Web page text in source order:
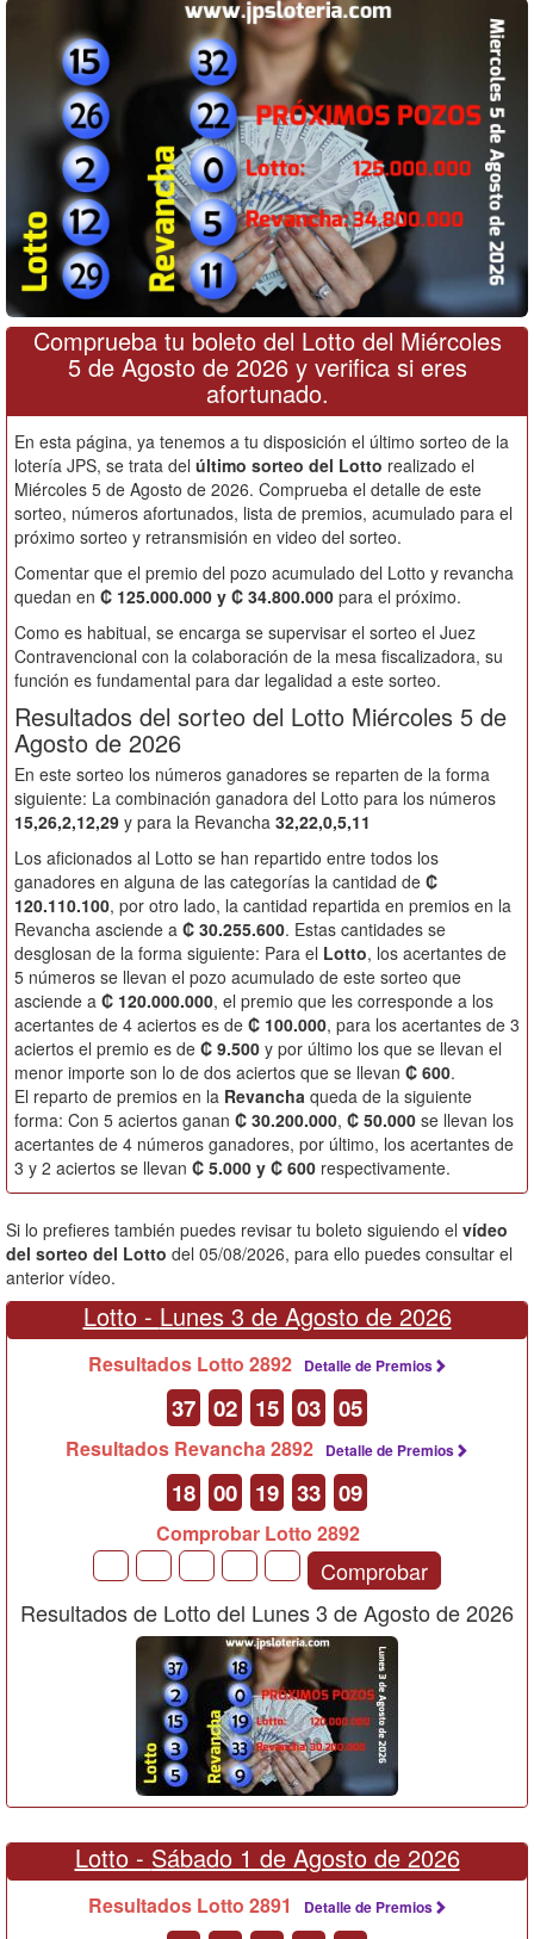
Comprueba tu boleto del Lotto del Miércoles
5 de Agosto de 2026 y verifica si eres
afortunado.
En esta página, ya tenemos a tu disposición el último sorteo de la
lotería JPS, se trata del último sorteo del Lotto realizado el
Miércoles 5 de Agosto de 2026. Comprueba el detalle de este
sorteo, números afortunados, lista de premios, acumulado para el
próximo sorteo y retransmisión en video del sorteo.
Comentar que el premio del pozo acumulado del Lotto y revancha
quedan en ₡ 125.000.000 y ₡ 34.800.000 para el próximo.
Como es habitual, se encarga se supervisar el sorteo el Juez
Contravencional con la colaboración de la mesa fiscalizadora, su
función es fundamental para dar legalidad a este sorteo.
Resultados del sorteo del Lotto Miércoles 5 de
Agosto de 2026
En este sorteo los números ganadores se reparten de la forma
siguiente: La combinación ganadora del Lotto para los números
15,26,2,12,29 y para la Revancha 32,22,0,5,11
Los aficionados al Lotto se han repartido entre todos los
ganadores en alguna de las categorías la cantidad de ₡
120.110.100, por otro lado, la cantidad repartida en premios en la
Revancha asciende a ₡ 30.255.600. Estas cantidades se
desglosan de la forma siguiente: Para el Lotto, los acertantes de
5 números se llevan el pozo acumulado de este sorteo que
asciende a ₡ 120.000.000, el premio que les corresponde a los
acertantes de 4 aciertos es de ₡ 100.000, para los acertantes de 3
aciertos el premio es de ₡ 9.500 y por último los que se llevan el
menor importe son lo de dos aciertos que se llevan ₡ 600.
El reparto de premios en la Revancha queda de la siguiente
forma: Con 5 aciertos ganan ₡ 30.200.000, ₡ 50.000 se llevan los
acertantes de 4 números ganadores, por último, los acertantes de
3 y 2 aciertos se llevan ₡ 5.000 y ₡ 600 respectivamente.
Si lo prefieres también puedes revisar tu boleto siguiendo el vídeo
del sorteo del Lotto del 05/08/2026, para ello puedes consultar el
anterior vídeo.
Lotto - Lunes 3 de Agosto de 2026
Resultados Lotto 2892 Detalle de Premios
37 02 15 03 05
Resultados Revancha 2892 Detalle de Premios
18 00 19 33 09
Comprobar Lotto 2892
Comprobar
Resultados de Lotto del Lunes 3 de Agosto de 2026
Lotto - Sábado 1 de Agosto de 2026
Resultados Lotto 2891 Detalle de Premios